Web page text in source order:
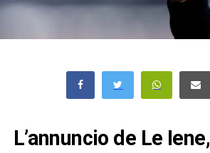
L’annuncio de Le Iene,